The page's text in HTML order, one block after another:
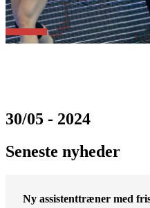
30/05 - 2024
Seneste nyheder
Ny assistenttræner med